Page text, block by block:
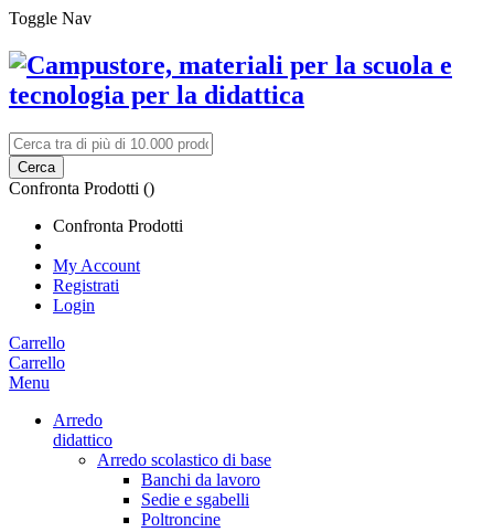
Toggle Nav
Cerca
Confronta Prodotti ()
Confronta Prodotti
My Account
Registrati
Login
Carrello
Carrello
Menu
Arredo
didattico
Arredo scolastico di base
Banchi da lavoro
Sedie e sgabelli
Poltroncine